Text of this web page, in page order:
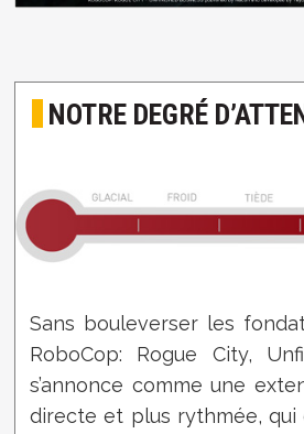
NOTRE DEGRÉ
Sans bouleverser les
RoboCop: Rogue City,
s’annonce comme une
directe et plus rythmée, qui